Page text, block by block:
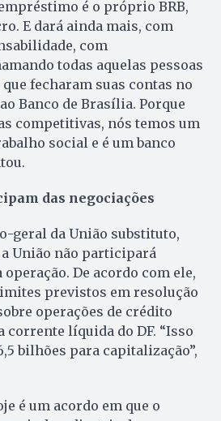
é o próprio BRB,
E dará ainda mais, com
com
todas aquelas pessoas
que fecharam suas contas no
Banco de Brasília. Porque
competitivas, nós temos um
social e é um banco
das negociações
geral da União substituto,
a União não participará
De acordo com ele,
previstos em resolução
operações de crédito
corrente líquida do DF. “Isso
bilhões para capitalização”,
é um acordo em que o